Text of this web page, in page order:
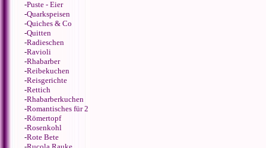
-Puste - Eier
-Quarkspeisen
-Quiches & Co
-Quitten
-Radieschen
-Ravioli
-Rhabarber
-Reibekuchen
-Reisgerichte
-Rettich
-Rhabarberkuchen
-Romantisches für 2
-Römertopf
-Rosenkohl
-Rote Bete